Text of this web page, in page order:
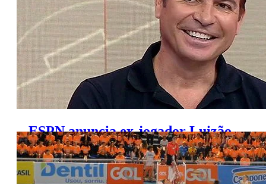
ESPN anuncia ex-jogador Luizão
como novo comentarista